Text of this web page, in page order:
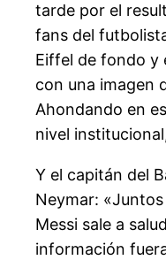
tarde por el
fans del
Eiffel de fondo y
con una imagen
Ahondando en
nivel
Y el capitán del
Neymar:
Messi sale a
información